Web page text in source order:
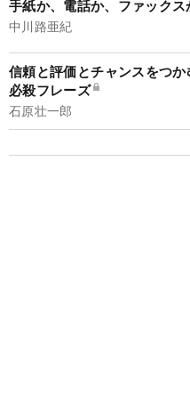
手紙か、電話か、ファック
中川路亜紀
信頼と評価とチャンスをつ
必殺フレーズ
石原壮一郎